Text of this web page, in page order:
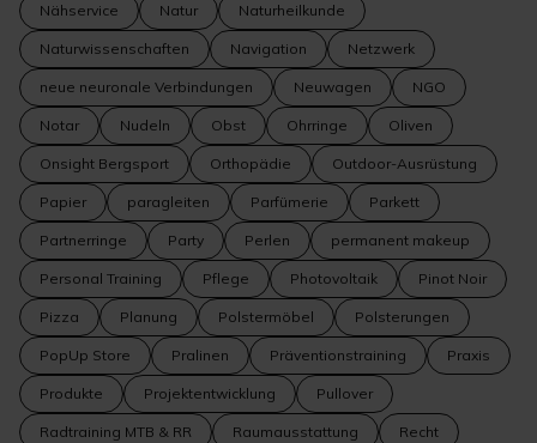
Nähservice Natur Naturheilkunde
Naturwissenschaften Navigation Netzwerk
neue neuronale Verbindungen Neuwagen NGO
Notar Nudeln Obst Ohrringe Oliven
Onsight Bergsport Orthopädie Outdoor-Ausrüstung
Papier paragleiten Parfümerie Parkett
Partnerringe Party Perlen permanent makeup
Personal Training Pflege Photovoltaik Pinot Noir
Pizza Planung Polstermöbel Polsterungen
PopUp Store Pralinen Präventionstraining Praxis
Produkte Projektentwicklung Pullover
Radtraining MTB & RR Raumausstattung Recht